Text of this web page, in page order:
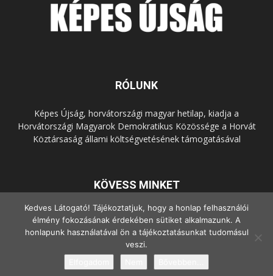
RÓLUNK
Képes Újság, horvátországi magyar hetilap, kiadja a
Horvátországi Magyarok Demokratikus Közössége a Horvát
Köztársaság állami költségvetésének támogatásával
KÖVESS MINKET
© Copyright - 2022 Minden jog fenntartva.
Kedves Látogató! Tájékoztatjuk, hogy a honlap felhasználói
élmény fokozásának érdekében sütiket alkalmazunk. A
honlapunk használatával ön a tájékoztatásunkat tudomásul
veszi.